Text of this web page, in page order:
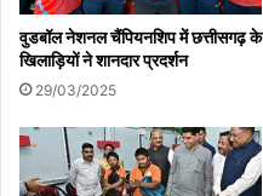
वुडबॉल नेशनल चैंपियनशिप में छत्तीसगढ़ के
खिलाड़ियों ने शानदार प्रदर्शन
29/03/2025